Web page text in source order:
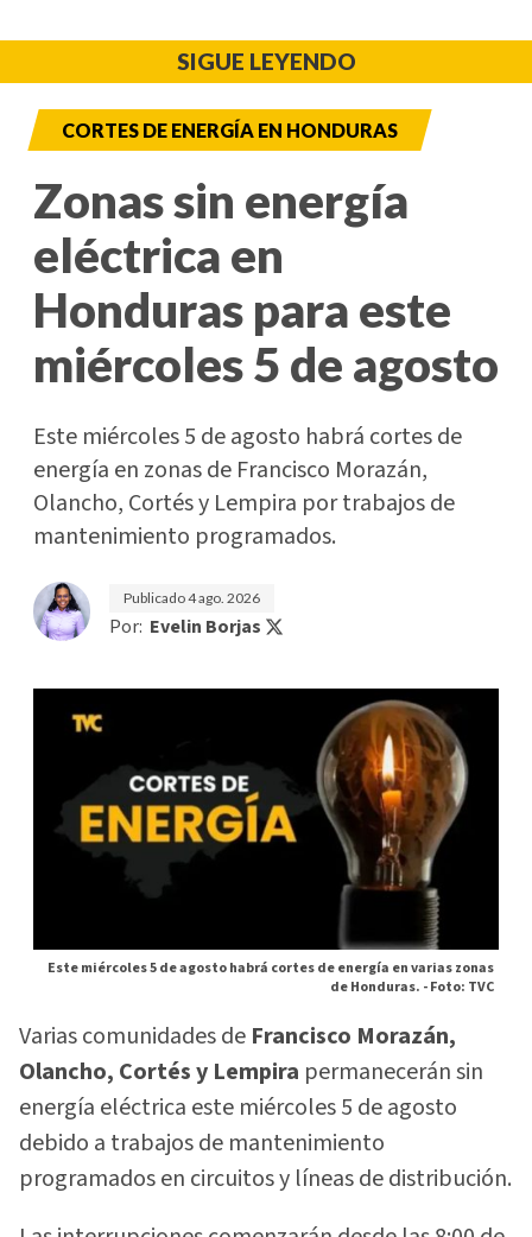
SIGUE LEYENDO
CORTES DE ENERGÍA EN HONDURAS
Zonas sin energía
eléctrica en
Honduras para este
miércoles 5 de agosto
Este miércoles 5 de agosto habrá cortes de
energía en zonas de Francisco Morazán,
Olancho, Cortés y Lempira por trabajos de
mantenimiento programados.
Publicado4 ago. 2026
Por: Evelin Borjas
Este miércoles 5 de agosto habrá cortes de energía en varias zonas
de Honduras. -Foto: TVC
Varias comunidades de Francisco Morazán,
Olancho, Cortés y Lempira permanecerán sin
energía eléctrica este miércoles 5 de agosto
debido a trabajos de mantenimiento
programados en circuitos y líneas de distribución.